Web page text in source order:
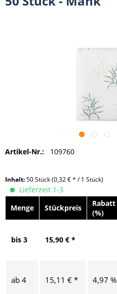
Artikel-Nr.: 109760
Inhalt:50 Stück(0,32 € * / 1 Stück)
Lieferzeit 1-3
Menge
Stückpreis
Rabatt
(%)
bis 3 15,90 € *
ab 4 15,11 € * 4,97 %